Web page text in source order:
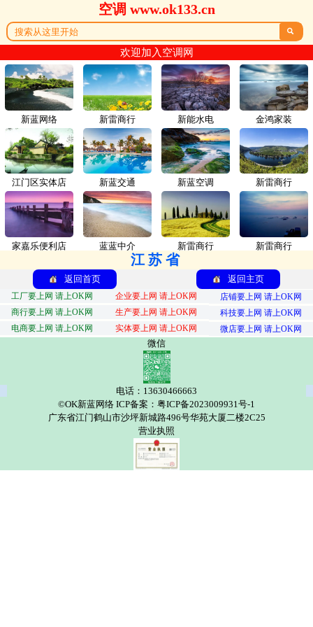
空调 www.ok133.cn

欢迎加入空调网
新蓝网络 新雷商行
江门区实体店 新蓝交通
家嘉乐便利店 蓝蓝中介
新能水电 金鸿家装
新蓝空调 新雷商行
新雷商行 新雷商行
江苏省
返回首页 返回主页
工厂要上网 请上OK网 企业要上网 请上OK网
店铺要上网 请上OK网
商行要上网 请上OK网
生产要上网 请上OK网
科技要上网 请上OK网
电商要上网 请上OK网
实体要上网 请上OK网 微店要上网 请上OK网
微信
电话：13630466663
©OK新蓝网络 ICP备案：粤ICP备2023009931号-1
广东省江门鹤山市沙坪新城路496号华苑大厦二楼2C25
营业执照